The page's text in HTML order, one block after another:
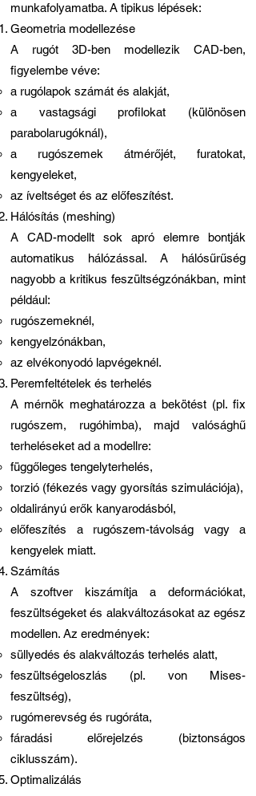
munkafolyamatba. A tipikus lépések:
Geometria modellezése
A rugót 3D-ben modellezik CAD-ben,
figyelembe véve:
a rugólapok számát és alakját,
a vastagsági profilokat (különösen
parabolarugóknál),
a rugószemek átmérőjét, furatokat,
kengyeleket,
az íveltséget és az előfeszítést.
Hálósítás (meshing)
A CAD-modellt sok apró elemre bontják
automatikus hálózással. A hálósűrűség
nagyobb a kritikus feszültségzónákban, mint
például:
rugószemeknél,
kengyelzónákban,
az elvékonyodó lapvégeknél.
Peremfeltételek és terhelés
A mérnök meghatározza a bekötést (pl. fix
rugószem, rugóhimba), majd valósághű
terheléseket ad a modellre:
függőleges tengelyterhelés,
torzió (fékezés vagy gyorsítás szimulációja),
oldalirányú erők kanyarodásból,
előfeszítés a rugószem-távolság vagy a
kengyelek miatt.
Számítás
A szoftver kiszámítja a deformációkat,
feszültségeket és alakváltozásokat az egész
modellen. Az eredmények:
süllyedés és alakváltozás terhelés alatt,
feszültségeloszlás (pl. von Mises-
feszültség),
rugómerevség és rugóráta,
fáradási előrejelzés (biztonságos
ciklusszám).
Optimalizálás